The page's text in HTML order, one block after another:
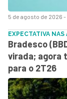
5 de agosto de 2026 -
EXPECTATIVA NAS
Bradesco
virada; agora
para o 2T26